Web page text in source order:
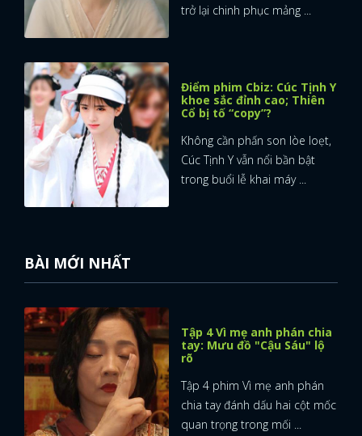
trở lại chinh phục mảng ...
Điểm phim Cbiz: Cúc Tịnh Y
khoe sắc đỉnh cao; Thiên
Cổ bị tố “copy”?
Không cần phấn son lòe loẹt,
Cúc Tịnh Y vẫn nổi bần bật
trong buổi lễ khai máy ...
BÀI MỚI NHẤT
Tập 4 Vì mẹ anh phán chia
tay: Mưu đồ "Cậu Sáu" lộ
rõ
Tập 4 phim Vì mẹ anh phán
chia tay đánh dấu hai cột mốc
quan trọng trong mối ...